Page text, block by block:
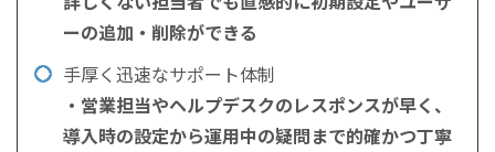
ーの追加・削除ができる
手厚く迅速なサポート体制
・営業担当やヘルプデスクのレスポンスが早く、
導入時の設定から運用中の疑問まで的確かつ丁寧